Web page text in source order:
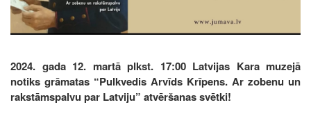
2024. gada 12. martā plkst. 17:00 Latvijas Kara muzejā
notiks grāmatas “Pulkvedis Arvīds Krīpens. Ar zobenu un
rakstāmspalvu par Latviju” atvēršanas svētki!